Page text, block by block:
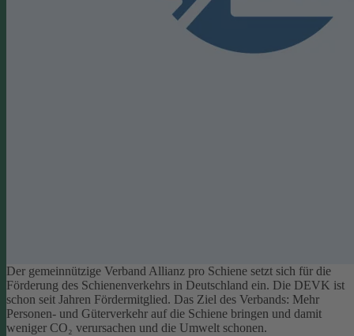
Der gemeinnützige Verband Allianz pro Schiene setzt sich für die
Förderung des Schienenverkehrs in Deutschland ein. Die DEVK ist
schon seit Jahren Fördermitglied. Das Ziel des Verbands: Mehr
Personen- und Güterverkehr auf die Schiene bringen und damit
weniger CO₂ verursachen und die Umwelt schonen.